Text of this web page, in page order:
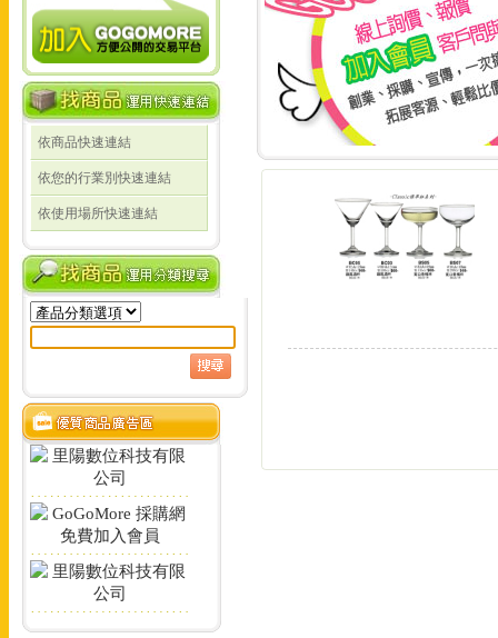
依商品快速連結
依您的行業別快速連結
依使用場所快速連結
線上詢價 創業 採購
線上詢價 創業 採購 宣傳 一次搞定!